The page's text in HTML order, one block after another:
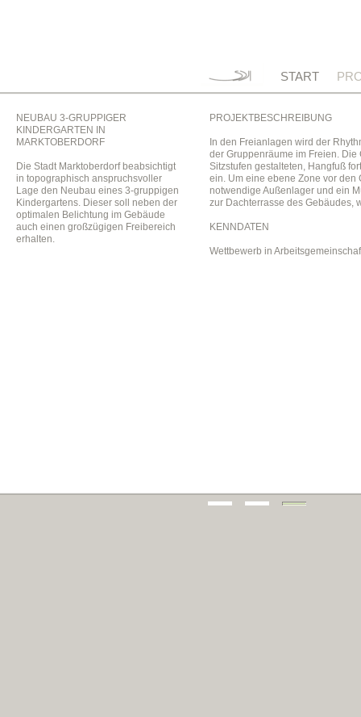
START
NEUBAU 3-GRUPPIGER
KINDERGARTEN IN
MARKTOBERDORF
Die Stadt Marktoberdorf beabsichtigt
in topographisch anspruchsvoller
Lage den Neubau eines 3-gruppigen
Kindergartens. Dieser soll neben der
optimalen Belichtung im Gebäude
auch einen großzügigen Freibereich
erhalten.
PROJEKTBESCHREIBUNG
In den Freianlagen wird der
der Gruppenräume im Freien.
Sitzstufen gestalteten, Hangfuß
ein. Um eine ebene Zone vor
notwendige Außenlager und ein
zur Dachterrasse des Gebäudes,
KENNDATEN
Wettbewerb in